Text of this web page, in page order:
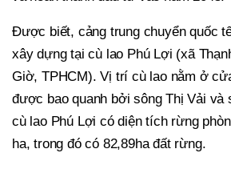
Được biết, cảng trung chuyển quốc
xây dựng tại cù lao Phú Lợi (xã
Giờ, TPHCM). Vị trí cù lao nằm ở
được bao quanh bởi sông Thị Vải và
cù lao Phú Lợi có diện tích rừng
ha, trong đó có 82,89ha đất rừng.